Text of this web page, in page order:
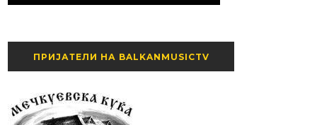
ПРИЈАТЕЛИ НА BALKANMUSICTV